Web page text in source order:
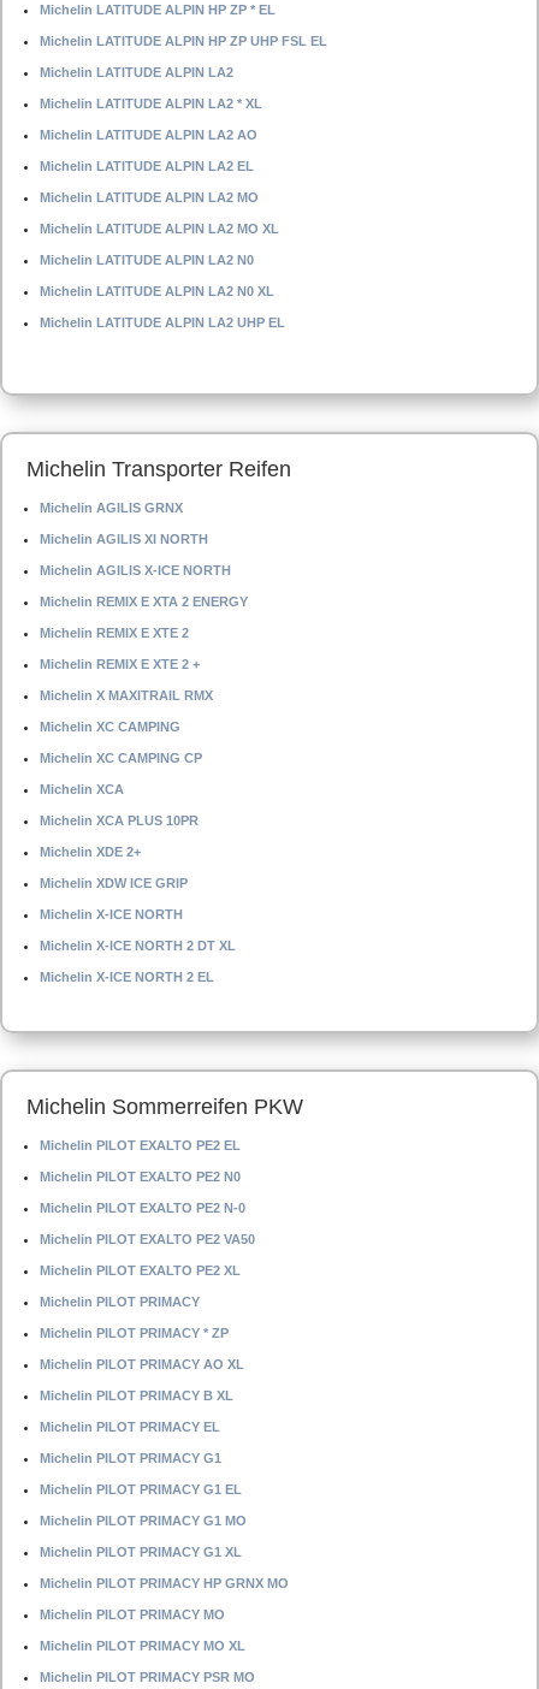
Michelin LATITUDE ALPIN HP ZP * EL
Michelin LATITUDE ALPIN HP ZP UHP FSL EL
Michelin LATITUDE ALPIN LA2
Michelin LATITUDE ALPIN LA2 * XL
Michelin LATITUDE ALPIN LA2 AO
Michelin LATITUDE ALPIN LA2 EL
Michelin LATITUDE ALPIN LA2 MO
Michelin LATITUDE ALPIN LA2 MO XL
Michelin LATITUDE ALPIN LA2 N0
Michelin LATITUDE ALPIN LA2 N0 XL
Michelin LATITUDE ALPIN LA2 UHP EL
Michelin Transporter Reifen
Michelin AGILIS GRNX
Michelin AGILIS XI NORTH
Michelin AGILIS X-ICE NORTH
Michelin REMIX E XTA 2 ENERGY
Michelin REMIX E XTE 2
Michelin REMIX E XTE 2 +
Michelin X MAXITRAIL RMX
Michelin XC CAMPING
Michelin XC CAMPING CP
Michelin XCA
Michelin XCA PLUS 10PR
Michelin XDE 2+
Michelin XDW ICE GRIP
Michelin X-ICE NORTH
Michelin X-ICE NORTH 2 DT XL
Michelin X-ICE NORTH 2 EL
Michelin Sommerreifen PKW
Michelin PILOT EXALTO PE2 EL
Michelin PILOT EXALTO PE2 N0
Michelin PILOT EXALTO PE2 N-0
Michelin PILOT EXALTO PE2 VA50
Michelin PILOT EXALTO PE2 XL
Michelin PILOT PRIMACY
Michelin PILOT PRIMACY * ZP
Michelin PILOT PRIMACY AO XL
Michelin PILOT PRIMACY B XL
Michelin PILOT PRIMACY EL
Michelin PILOT PRIMACY G1
Michelin PILOT PRIMACY G1 EL
Michelin PILOT PRIMACY G1 MO
Michelin PILOT PRIMACY G1 XL
Michelin PILOT PRIMACY HP GRNX MO
Michelin PILOT PRIMACY MO
Michelin PILOT PRIMACY MO XL
Michelin PILOT PRIMACY PSR MO